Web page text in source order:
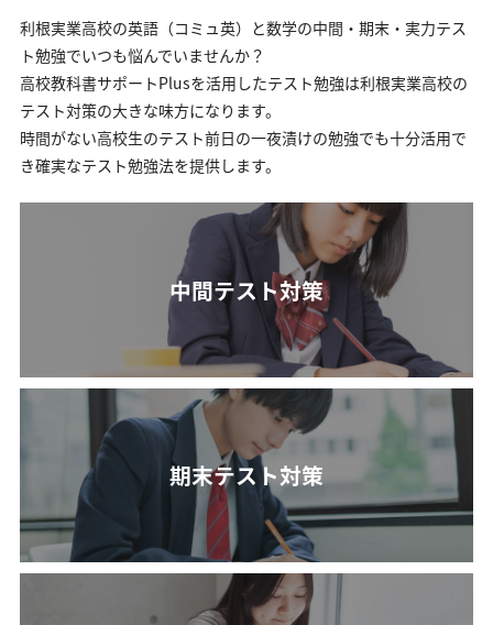
利根実業高校の英語（コミュ英）と数学の中間・期末・実力テス
ト勉強でいつも悩んでいませんか？
高校教科書サポートPlusを活用したテスト勉強は利根実業高校の
テスト対策の大きな味方になります。
時間がない高校生のテスト前日の一夜漬けの勉強でも十分活用で
き確実なテスト勉強法を提供します。
中間テスト対策
期末テスト対策